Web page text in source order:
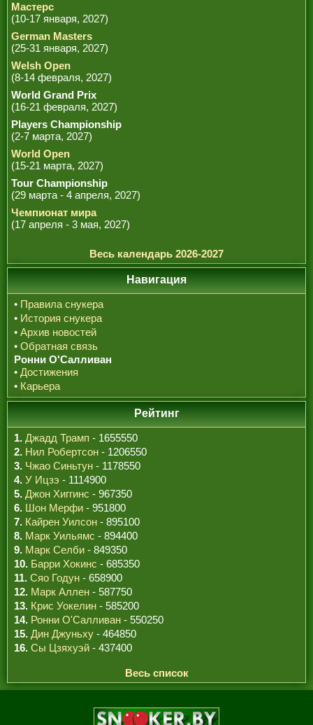
Мастерс
(10-17 января, 2027)
German Masters
(25-31 января, 2027)
Welsh Open
(8-14 февраля, 2027)
World Grand Prix
(16-21 февраля, 2027)
Players Championship
(2-7 марта, 2027)
World Open
(15-21 марта, 2027)
Tour Championship
(29 марта - 4 апреля, 2027)
Чемпионат мира
(17 апреля - 3 мая, 2027)
Весь календарь 2026-2027
Навигация
• Правила снукера
• История снукера
• Архив новостей
• Обратная связь
Ронни О'Салливан
• Достижения
• Карьера
Рейтинг
1. Джадд Трамп - 1655550
2. Нил Робертсон - 1206550
3. Чжао Синьтун - 1178550
4. У Ицзэ - 1114900
5. Джон Хиггинс - 967350
6. Шон Мерфи - 951800
7. Кайрен Уилсон - 895100
8. Марк Уильямс - 894400
9. Марк Селби - 849350
10. Барри Хокинс - 685350
11. Сяо Годун - 658900
12. Марк Аллен - 587750
13. Крис Уокелин - 585200
14. Ронни О'Салливан - 550250
15. Дин Джуньху - 464850
16. Сы Цзяхуэй - 437400
Весь список